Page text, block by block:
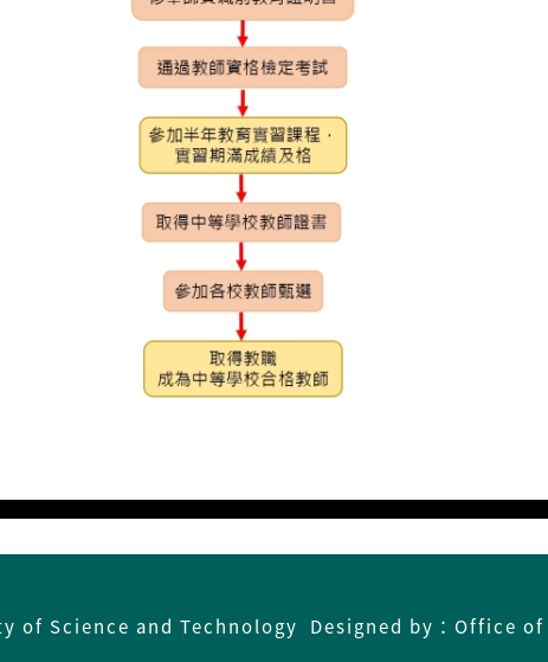
of Science and Technology Designed by：Office